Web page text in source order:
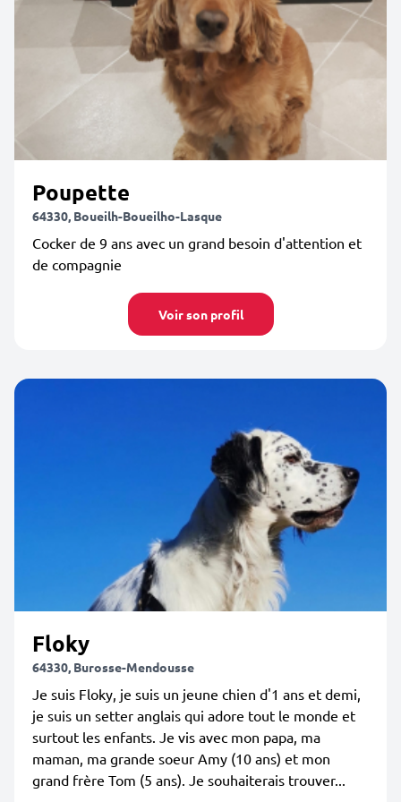
Poupette
64330, Boueilh-Boueilho-Lasque
Cocker de 9 ans avec un grand besoin d'attention et
de compagnie
Voir son profil
Floky
64330, Burosse-Mendousse
Je suis Floky, je suis un jeune chien d'1 ans et demi,
je suis un setter anglais qui adore tout le monde et
surtout les enfants. Je vis avec mon papa, ma
maman, ma grande soeur Amy (10 ans) et mon
grand frère Tom (5 ans). Je souhaiterais trouver...